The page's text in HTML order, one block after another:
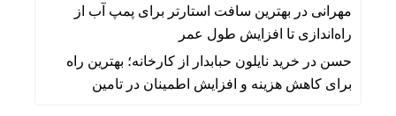
مهرانی در بهترین سافت استارتر برای پمپ آب از
راه‌اندازی تا افزایش طول عمر
حسن در خرید نایلون حبابدار از کارخانه؛ بهترین راه
برای کاهش هزینه و افزایش اطمینان در تامین